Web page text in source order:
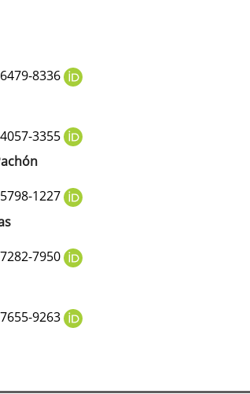
8336
3355
1227
7950
9263